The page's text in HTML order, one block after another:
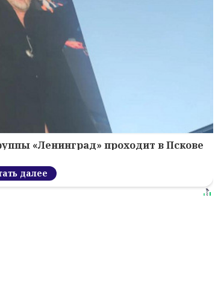
«Ленинград» проходит в Пскове
далее